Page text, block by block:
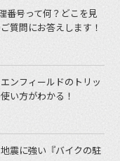
番号って何？どこを見
質問にお答えします！
ンフィールドのトリッ
い方がわかる！
震に強い『バイクの駐